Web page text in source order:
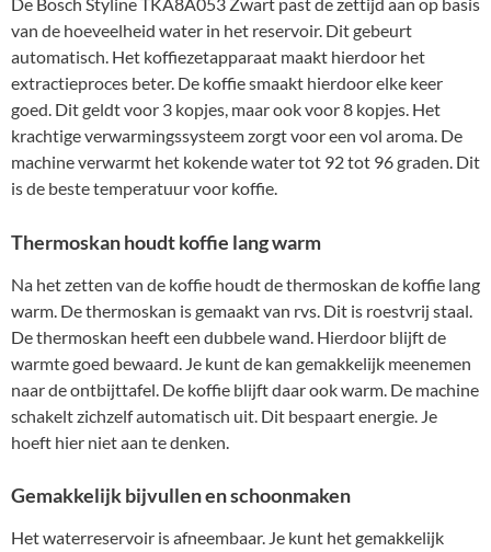
van de hoeveelheid water in het reservoir. Dit gebeurt
automatisch. Het koffiezetapparaat maakt hierdoor het
extractieproces beter. De koffie smaakt hierdoor elke keer
goed. Dit geldt voor 3 kopjes, maar ook voor 8 kopjes. Het
krachtige verwarmingssysteem zorgt voor een vol aroma. De
machine verwarmt het kokende water tot 92 tot 96 graden. Dit
is de beste temperatuur voor koffie.
Thermoskan houdt koffie lang warm
Na het zetten van de koffie houdt de thermoskan de koffie lang
warm. De thermoskan is gemaakt van rvs. Dit is roestvrij staal.
De thermoskan heeft een dubbele wand. Hierdoor blijft de
warmte goed bewaard. Je kunt de kan gemakkelijk meenemen
naar de ontbijttafel. De koffie blijft daar ook warm. De machine
schakelt zichzelf automatisch uit. Dit bespaart energie. Je
hoeft hier niet aan te denken.
Gemakkelijk bijvullen en schoonmaken
Het waterreservoir is afneembaar. Je kunt het gemakkelijk